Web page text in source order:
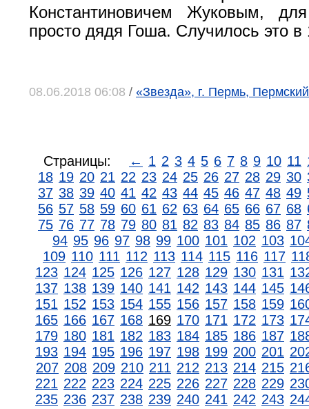
Константиновичем Жуковым,
просто дядя Гоша. Случилось это
08.06.2018 06:08 / «Звезда», г. Пермь,
Страницы: ← 1 2 3 4 5 6 7 8 9 10 11
18 19 20 21 22 23 24 25 26 27 28 29 30
37 38 39 40 41 42 43 44 45 46 47 48 49
56 57 58 59 60 61 62 63 64 65 66 67 68
75 76 77 78 79 80 81 82 83 84 85 86 87
94 95 96 97 98 99 100 101 102 103
109 110 111 112 113 114 115 116 117
123 124 125 126 127 128 129 130 131
137 138 139 140 141 142 143 144 145
151 152 153 154 155 156 157 158 159
165 166 167 168 169 170 171 172 173
179 180 181 182 183 184 185 186 187
193 194 195 196 197 198 199 200 201
207 208 209 210 211 212 213 214 215
221 222 223 224 225 226 227 228 229
235 236 237 238 239 240 241 242 243